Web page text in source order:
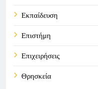
Εκπαίδευση
Επιστήμη
Επιχειρήσεις
Θρησκεία